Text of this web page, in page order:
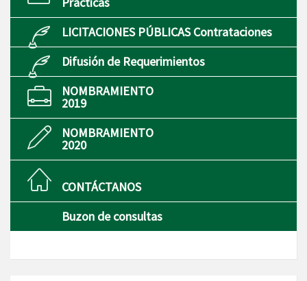
LICITACIONES PÚBLICAS Contrataciones
Difusión de Requerimientos
NOMBRAMIENTO
2019
NOMBRAMIENTO
2020
CONTÁCTANOS
Buzon de consultas